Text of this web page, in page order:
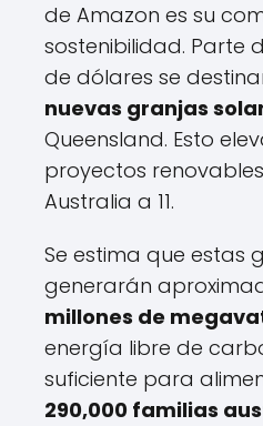
de Amazon es su
sostenibilidad. Parte
de dólares se
nuevas granjas
Queensland. Esto
proyectos
Australia a 11.
Se estima que estas
generarán
millones de
energía libre de
suficiente para
290,000 familias